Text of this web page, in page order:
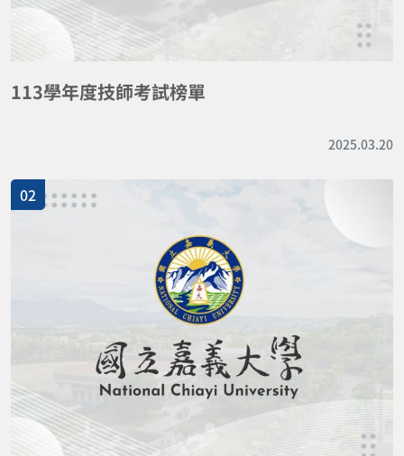
113學年度技師考試榜單
2025.03.20
02